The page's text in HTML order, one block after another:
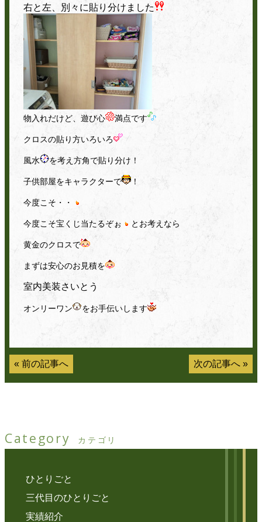
右と左、別々に貼り分けました
物入れだけど、遊び心 満点です
クロスの貼り方いろいろ
風水 を考え方角で貼り分け！
子供部屋をキャラクターで ！
今度こそ・・
今度こそ宝くじ当たるぞぉ とお考えなら
黄金のクロスで
まずは安心のお見積を
室内美装さいとう
オンリーワン をお手伝いします
« 前の記事へ 次の記事へ »
Category カテゴリ
ひとりごと
三代目のひとりごと
実績紹介